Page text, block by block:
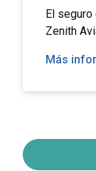
El seguro
Zenith
Más